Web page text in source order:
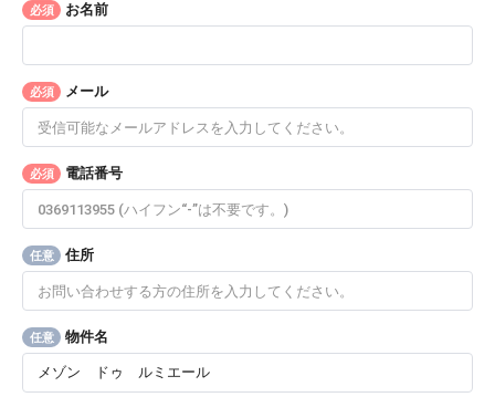
必須 お名前
必須 メール
必須 電話番号
任意 住所
任意 物件名